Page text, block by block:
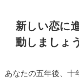
新しい恋に
動しましょう
あなたの五年後、十